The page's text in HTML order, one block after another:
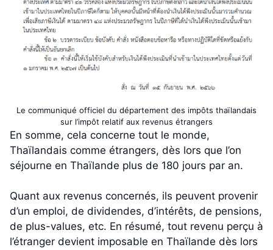
Le communiqué officiel du département des impôts thaïlandais
sur l’impôt relatif aux revenus étrangers
En somme, cela concerne tout le monde,
Thaïlandais comme étrangers, dès lors que l’on
séjourne en Thaïlande plus de 180 jours par an.
Quant aux revenus concernés, ils peuvent provenir
d’un emploi, de dividendes, d’intérêts, de pensions,
de plus-values, etc. En résumé, tout revenu perçu à
l’étranger devient imposable en Thaïlande dès lors